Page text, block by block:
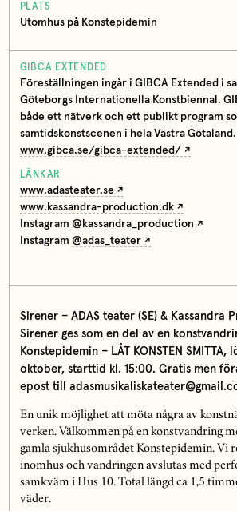
PLATS
Utomhus på Konstepidemin
GIBCA EXTENDED
Föreställningen ingår i GIBCA Extended i
Göteborgs Internationella Konstbiennal.
både ett nätverk och ett publikt program
samtidskonstscenen i hela Västra Götaland.
www.gibca.se/gibca-extended/
LÄNKAR
www.adasteater.se
www.kassandra-production.dk
Instagram @kassandra_production
Instagram @adas_teater
Sirener – ADAS teater (SE) & Kassandra
Sirener ges som en del av en
Konstepidemin – LÅT KONSTEN SMITTA,
oktober, starttid kl. 15:00. Gratis men
epost till
En unik möjlighet att möta några av
verken. Välkommen på en konstvandring
gamla sjukhusområdet Konstepidemin. Vi
inomhus och vandringen avslutas med
samkväm i Hus 10. Total längd ca 1,5
väder.